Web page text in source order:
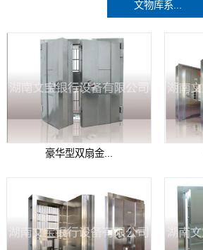
文物库系...
豪华型双扇金...